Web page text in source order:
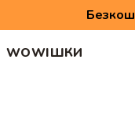
WOWІШКИ